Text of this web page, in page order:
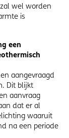
wel worden
is
een
aangevraagd
Dit blijkt
aanvraag
dat er al
waaruit
na een periode